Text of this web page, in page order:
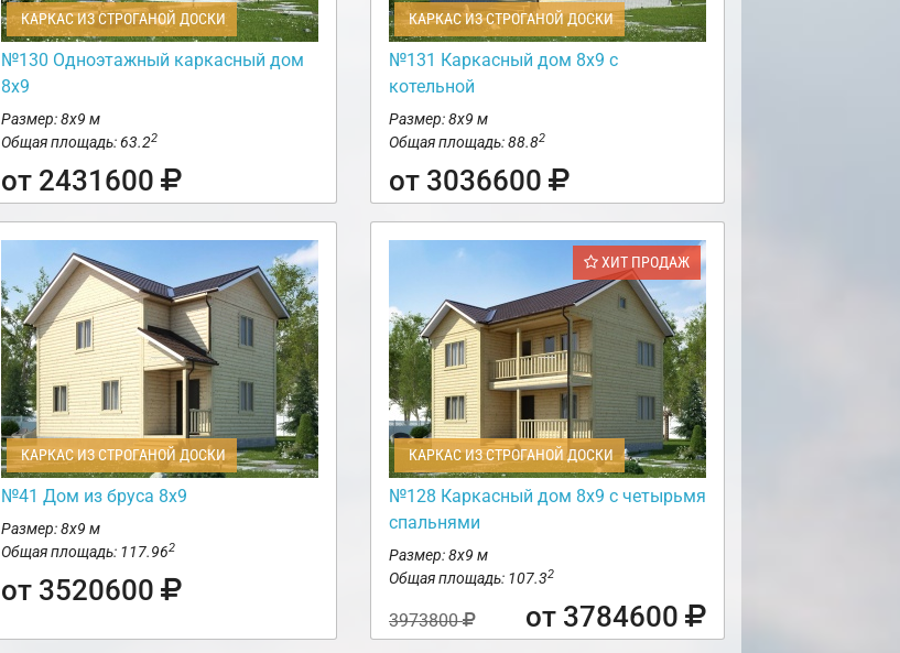
КАРКАС ИЗ СТРОГАНОЙ ДОСКИ
№130 Одноэтажный каркасный дом
8х9
Размер: 8х9 м
Общая площадь: 63.22
от 2431600
КАРКАС ИЗ СТРОГАНОЙ ДОСКИ
№131 Каркасный дом 8х9 с
котельной
Размер: 8х9 м
Общая площадь: 88.82
от 3036600
КАРКАС ИЗ СТРОГАНОЙ ДОСКИ
№41 Дом из бруса 8х9
Размер: 8х9 м
Общая площадь: 117.962
от 3520600
ХИТ ПРОДАЖ
КАРКАС ИЗ СТРОГАНОЙ ДОСКИ
№128 Каркасный дом 8х9 с четырьмя
спальнями
Размер: 8х9 м
Общая площадь: 107.32
3973800 от 3784600